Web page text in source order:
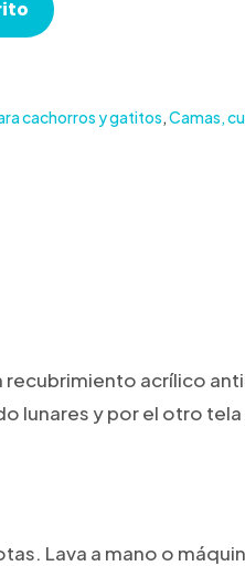
cachorros y gatitos,Camas,
recubrimiento acrílico
lunares y por el otro
Lava a mano o